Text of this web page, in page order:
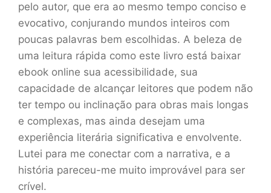
pelo autor, que era ao mesmo tempo conciso e
evocativo, conjurando mundos inteiros com
poucas palavras bem escolhidas. A beleza de
uma leitura rápida como este livro está baixar
ebook online sua acessibilidade, sua
capacidade de alcançar leitores que podem não
ter tempo ou inclinação para obras mais longas
e complexas, mas ainda desejam uma
experiência literária significativa e envolvente.
Lutei para me conectar com a narrativa, e a
história pareceu-me muito improvável para ser
crível.